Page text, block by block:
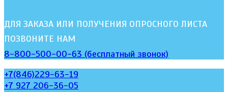
ДЛЯ ЗАКАЗА ИЛИ ПОЛУЧЕНИЯ ОПРОСНОГО ЛИСТА
ПОЗВОНИТЕ НАМ
8-800-500-00-63 (бесплатный звонок)
+7(846)229-63-19
+7 927 206-36-05